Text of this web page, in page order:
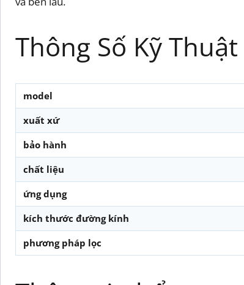
Thông Số Kỹ Thuật
model
xuất xứ
bảo hành
chất liệu
ứng dụng
kích thước đường kính
phương pháp lọc